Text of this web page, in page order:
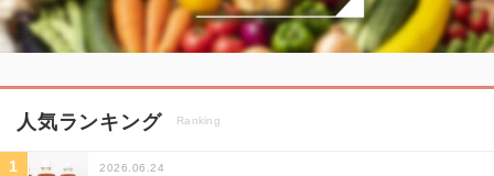
人気ランキング Ranking
2026.06.24